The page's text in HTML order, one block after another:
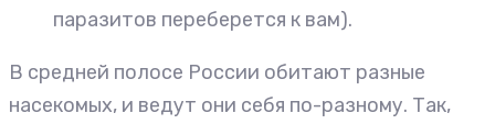
паразитов переберется к вам).
В средней полосе России обитают разные
насекомых, и ведут они себя по-разному. Так,